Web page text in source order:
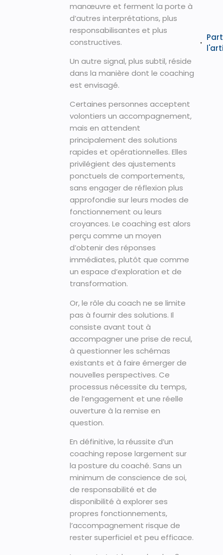
manœuvre et ferment la porte à
d’autres interprétations, plus
responsabilisantes et plus
constructives.
Un autre signal, plus subtil, réside
dans la manière dont le coaching
est envisagé.
Certaines personnes acceptent
volontiers un accompagnement,
mais en attendent
principalement des solutions
rapides et opérationnelles. Elles
privilégient des ajustements
ponctuels de comportements,
sans engager de réflexion plus
approfondie sur leurs modes de
fonctionnement ou leurs
croyances. Le coaching est alors
perçu comme un moyen
d’obtenir des réponses
immédiates, plutôt que comme
un espace d’exploration et de
transformation.
Or, le rôle du coach ne se limite
pas à fournir des solutions. Il
consiste avant tout à
accompagner une prise de recul,
à questionner les schémas
existants et à faire émerger de
nouvelles perspectives. Ce
processus nécessite du temps,
de l’engagement et une réelle
ouverture à la remise en
question.
En définitive, la réussite d’un
coaching repose largement sur
la posture du coaché. Sans un
minimum de conscience de soi,
de responsabilité et de
disponibilité à explorer ses
propres fonctionnements,
l’accompagnement risque de
rester superficiel et peu efficace.